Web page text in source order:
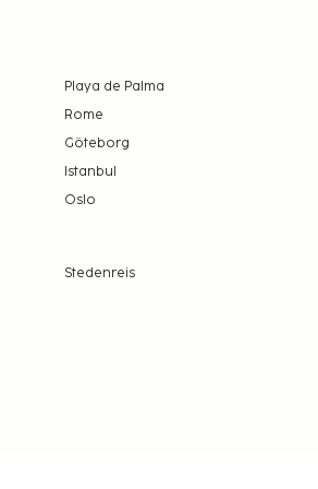
Playa de Palma
Rome
Göteborg
Istanbul
Oslo
Stedenreis